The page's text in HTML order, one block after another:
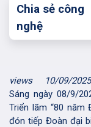
Chia sẻ công
nghệ
views 10/09/
Sáng ngày 08/9/
Triển lãm “80
đón tiếp Đoàn đại